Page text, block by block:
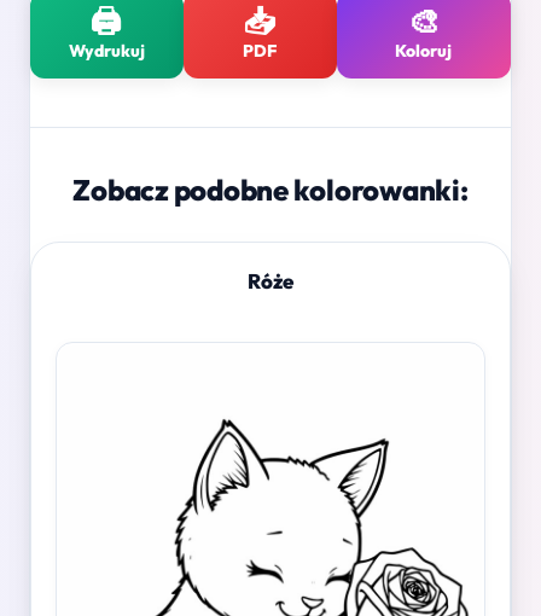
🖨️
Wydrukuj
📥
PDF
🎨
Koloruj
Zobacz podobne kolorowanki:
Róże